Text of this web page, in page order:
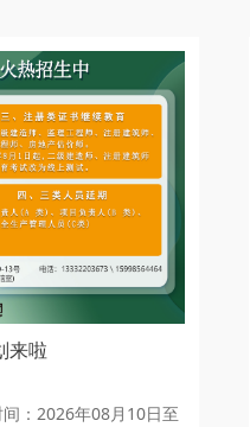
来啦
：2026年08月10日至